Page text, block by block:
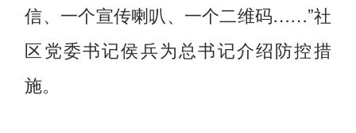
信、一个宣传喇叭、一个二维码……”社
区党委书记侯兵为总书记介绍防控措
施。